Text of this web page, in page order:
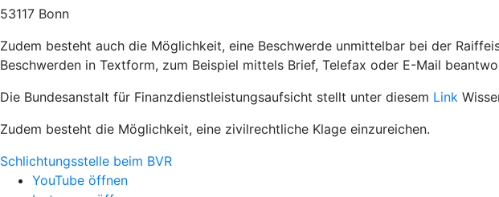
53117 Bonn
Zudem besteht auch die Möglichkeit, eine Beschwerde unmittelbar bei der
Beschwerden in Textform, zum Beispiel mittels Brief, Telefax oder E-Mail
Die Bundesanstalt für Finanzdienstleistungsaufsicht stellt unter diesem Link
Zudem besteht die Möglichkeit, eine zivilrechtliche Klage einzureichen.
Schlichtungsstelle beim BVR
YouTube öffnen